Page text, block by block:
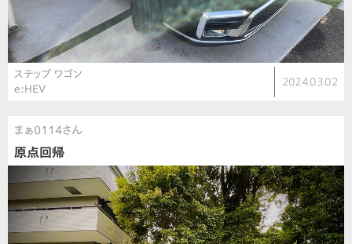
ステップ ワゴン
e:HEV
2024.03.02
まぁ0114さん
原点回帰